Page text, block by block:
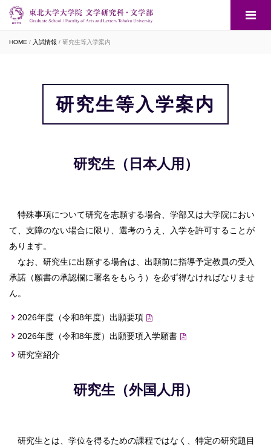
HOME 入試情報 研究生等入学案内
研究生等入学案内
研究生（日本人用）
特殊事項について研究を志願する場合、学部又は大学院におい
て、支障のない場合に限り、選考のうえ、入学を許可することが
あります。
なお、研究生に出願する場合は、出願前に指導予定教員の受入
承諾（願書の承認欄に署名をもらう）を必ず得なければなりませ
ん。
2026年度（令和8年度）出願要項
2026年度（令和8年度）出願要項入学願書
研究室紹介
研究生（外国人用）
研究生とは、学位を得るための課程ではなく、特定の研究題目